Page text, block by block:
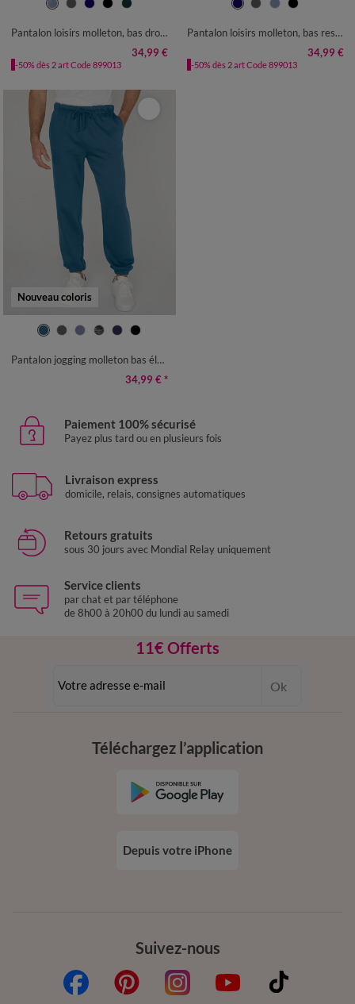
40/42 44/46 48/50 52/54
Pantalon loisirs molleton, bas droits
34,99 €
-50% dès 2 art Code 899013
44/46 48/50
Pantalon loisirs molleton, bas resserrés
34,99 €
-50% dès 2 art Code 899013
Nouveau coloris
36/38 40/42 44/46
48/50
Pantalon jogging molleton bas élastiqué
34,99 € *
Paiement 100% sécurisé
Payez plus tard ou en plusieurs fois
Livraison express
domicile, relais, consignes automatiques
Retours gratuits
sous 30 jours avec Mondial Relay uniquement
Service clients
par chat et par téléphone
de 8h00 à 20h00 du lundi au samedi
11€ Offerts
dès 20€ d’achat
Ok
Suivez-nous
Téléchargez l’application
Depuis votre iPhone